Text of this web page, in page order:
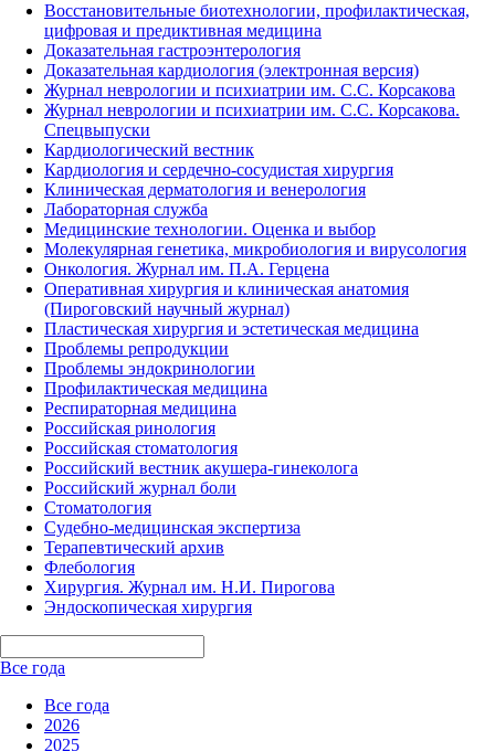
Восстановительные биотехнологии, профилактическая,
цифровая и предиктивная медицина
Доказательная гастроэнтерология
Доказательная кардиология (электронная версия)
Журнал неврологии и психиатрии им. С.С. Корсакова
Журнал неврологии и психиатрии им. С.С. Корсакова.
Спецвыпуски
Кардиологический вестник
Кардиология и сердечно-сосудистая хирургия
Клиническая дерматология и венерология
Лабораторная служба
Медицинские технологии. Оценка и выбор
Молекулярная генетика, микробиология и вирусология
Онкология. Журнал им. П.А. Герцена
Оперативная хирургия и клиническая анатомия
(Пироговский научный журнал)
Пластическая хирургия и эстетическая медицина
Проблемы репродукции
Проблемы эндокринологии
Профилактическая медицина
Респираторная медицина
Российская ринология
Российская стоматология
Российский вестник акушера-гинеколога
Российский журнал боли
Стоматология
Судебно-медицинская экспертиза
Терапевтический архив
Флебология
Хирургия. Журнал им. Н.И. Пирогова
Эндоскопическая хирургия
Все года
Все года
2026
2025